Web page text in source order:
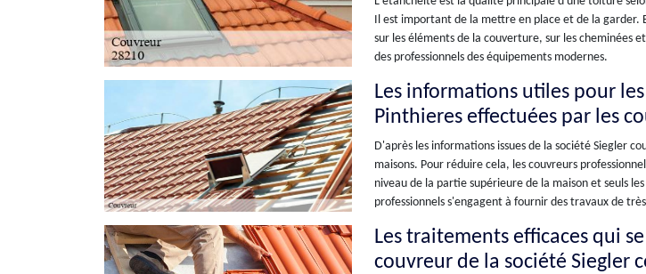
Il est important de la mettre en place et de la garder.
sur les éléments de la couverture, sur les cheminées
des professionnels des équipements modernes.
Les informations utiles pour
Pinthieres effectuées par les
D'après les informations issues de la société Siegler
maisons. Pour réduire cela, les couvreurs
niveau de la partie supérieure de la maison et seuls
professionnels s'engagent à fournir des travaux de
Les traitements efficaces qui
couvreur de la société Siegler